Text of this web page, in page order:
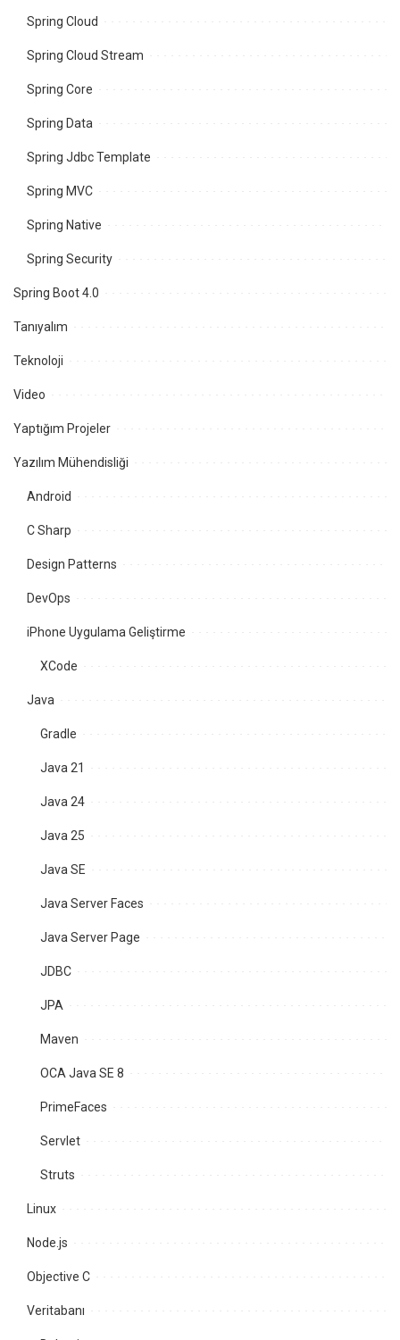
Spring Cloud
Spring Cloud Stream
Spring Core
Spring Data
Spring Jdbc Template
Spring MVC
Spring Native
Spring Security
Spring Boot 4.0
Tanıyalım
Teknoloji
Video
Yaptığım Projeler
Yazılım Mühendisliği
Android
C Sharp
Design Patterns
DevOps
iPhone Uygulama Geliştirme
XCode
Java
Gradle
Java 21
Java 24
Java 25
Java SE
Java Server Faces
Java Server Page
JDBC
JPA
Maven
OCA Java SE 8
PrimeFaces
Servlet
Struts
Linux
Node.js
Objective C
Veritabanı